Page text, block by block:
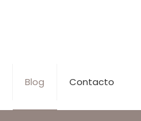
Blog Contacto